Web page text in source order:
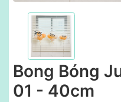
Bong Bóng
01 - 40cm